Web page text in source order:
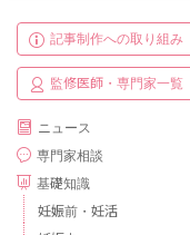
記事制作への取り組み
監修医師・専門家一覧
ニュース
専門家相談
基礎知識
妊娠前・妊活